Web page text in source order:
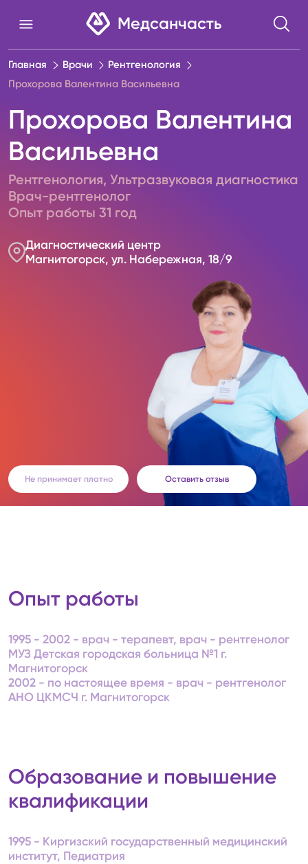
Медсанчасть
Главная Врачи
Рентгенология
Прохорова Валентина Васильевна
Прохорова Валентина
Васильевна
Рентгенология,Ультразвуковая диагностика
Врач-рентгенолог
Опыт работы31 год
Диагностический центр
Магнитогорск, ул. Набережная, 18/9
Не принимает платно Оставить отзыв
Опыт работы
1995 - 2002 - врач - терапевт, врач - рентгенолог
МУЗ Детская городская больница №1 г.
Магнитогорск
2002 - по настоящее время - врач - рентгенолог
АНО ЦКМСЧ г. Магнитогорск
Образование и повышение
квалификации
1995 - Киргизский государственный медицинский
институт, Педиатрия